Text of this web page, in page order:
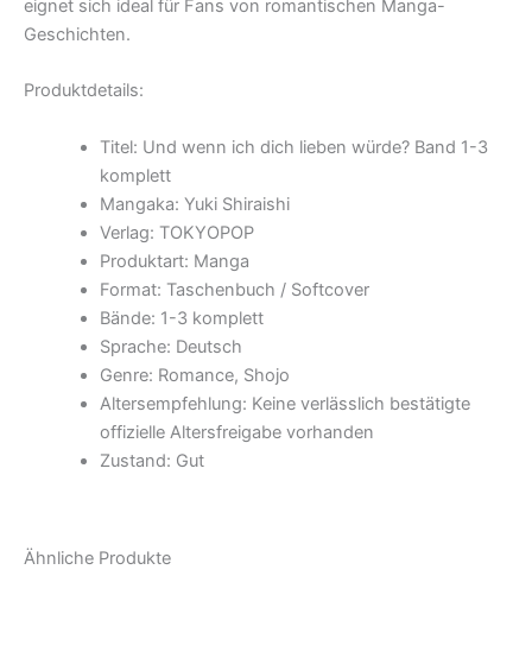
eignet sich ideal für Fans von romantischen Manga-
Geschichten.
Produktdetails:
Titel: Und wenn ich dich lieben würde? Band 1-3
komplett
Mangaka: Yuki Shiraishi
Verlag: TOKYOPOP
Produktart: Manga
Format: Taschenbuch / Softcover
Bände: 1-3 komplett
Sprache: Deutsch
Genre: Romance, Shojo
Altersempfehlung: Keine verlässlich bestätigte
offizielle Altersfreigabe vorhanden
Zustand: Gut
Ähnliche Produkte